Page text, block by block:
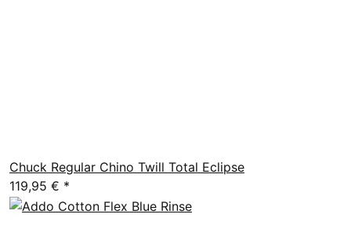
Chuck Regular Chino Twill Total Eclipse
119,95 € *